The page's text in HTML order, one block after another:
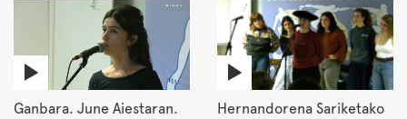
Ganbara. June Aiestaran.
Hernandorena Sariketako